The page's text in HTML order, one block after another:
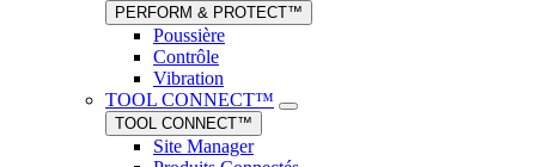
PERFORM & PROTECT™
Poussière
Contrôle
Vibration
TOOL CONNECT™
TOOL CONNECT™
Site Manager